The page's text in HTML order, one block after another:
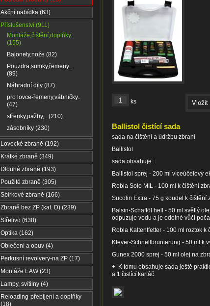
Akční nabídka (63)
Příslušenství (911)
Montáže,čištění,doplňky..
(155)
Bajonety,nože (82)
Pouzdra,sumky,řemeny..
(89)
Náhradní díly (87)
pro lovce-řemeny,vábničky..
(47)
střenky,pažby,.. (210)
zásobníky (230)
Lovecké zbraně (192)
Krátké zbraně (349)
Dlouhé zbraně (193)
Použité zbraně (305)
Sbírkové zbraně (166)
Zbraně bez ZP (kat. D) (239)
Střelivo (638)
Optika (162)
Oblečení a obuv (4)
Perkusní revolvery-na ZP (17)
Montáže EAW (23)
Lampy, svítilny (4)
Reloading-přebíjení a doplňky
(18)
ks
Ballistol čistící sada
sada na čištění a údržbu zbraní
Ballistol
sada obsahuje :
Ballistol sprej - 200 ml víceúčelový
Robla Solo MIL - 100 ml k čištění
Sucolin Extra - 75 g koudel k čištění
Balsin-Schaftöl hell - 50 ml světlý
odpuzuje vodu a je odolné vůči
Robla Kaltentfetter - 100 ml roztok
Klever-Schnellbrünierung - 50 ml k
Gunex 2000 sprej - 50 ml olej na
+ K tomu obsahuje sada ještě
a 1 čistící kartáč.